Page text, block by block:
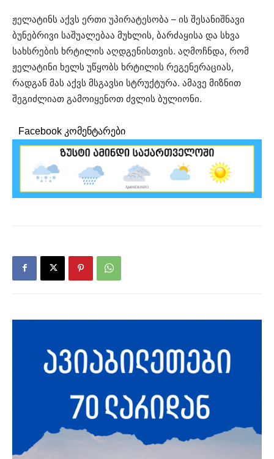
ჟელატინს აქვს ერთი უპირატესობა – ის შესანიშნავი
ბუნებრივი საშუალებაა მუხლის, ბარძაყისა და სხვა
სახსრების ხრტილის აღდგენისთვის. აღმოჩნდა, რომ
ჟელატინი ხელს უწყობს ხრტილის რეგენერაციას,
რადგან მას აქვს მსგავსი სტრუქტურა. ამავე მიზნით
შეგიძლიათ გამოიყენოთ ძვლის ბულიონი.
Facebook კომენტარები